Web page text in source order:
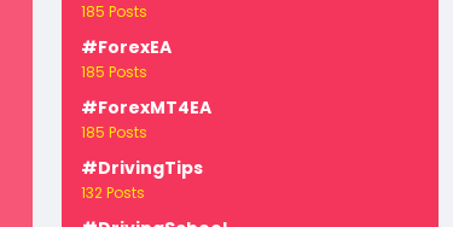
185 Posts
#ForexEA
185 Posts
#ForexMT4EA
185 Posts
#DrivingTips
132 Posts